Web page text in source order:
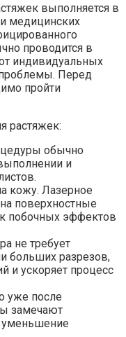
выполняется в
медицинских
проводится в
индивидуальных
проблемы. Перед
пройти
растяжек:
обычно
и
кожу. Лазерное
поверхностные
побочных эффектов
не требует
больших разрезов,
и ускоряет процесс
уже после
замечают